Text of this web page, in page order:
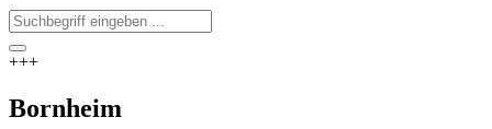
+++
Bornheim